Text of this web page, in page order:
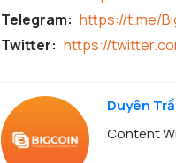
Telegram: https://t.me/
Twitter: https://
Duyên
Content